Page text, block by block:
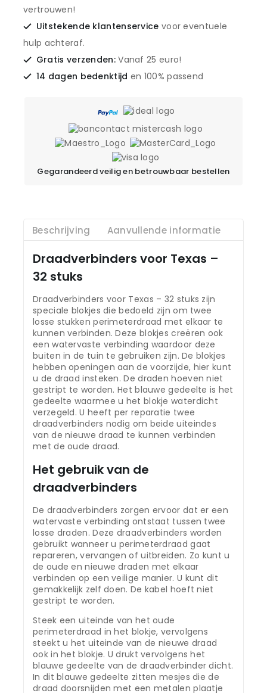
vertrouwen!
Uitstekende klantenservice voor eventuele
hulp achteraf.
Gratis verzenden:Vanaf 25 euro!
14 dagen bedenktijd en 100% passend
Gegarandeerd veilig en betrouwbaar bestellen
Beschrijving Aanvullende informatie
Draadverbinders voor Texas –
32 stuks
Draadverbinders voor Texas – 32 stuks zijn
speciale blokjes die bedoeld zijn om twee
losse stukken perimeterdraad met elkaar te
kunnen verbinden. Deze blokjes creëren ook
een watervaste verbinding waardoor deze
buiten in de tuin te gebruiken zijn. De blokjes
hebben openingen aan de voorzijde, hier kunt
u de draad insteken. De draden hoeven niet
gestript te worden. Het blauwe gedeelte is het
gedeelte waarmee u het blokje waterdicht
verzegeld. U heeft per reparatie twee
draadverbinders nodig om beide uiteindes
van de nieuwe draad te kunnen verbinden
met de oude draad.
Het gebruik van de
draadverbinders
De draadverbinders zorgen ervoor dat er een
watervaste verbinding ontstaat tussen twee
losse draden. Deze draadverbinders worden
gebruikt wanneer u perimeterdraad gaat
repareren, vervangen of uitbreiden. Zo kunt u
de oude en nieuwe draden met elkaar
verbinden op een veilige manier. U kunt dit
gemakkelijk zelf doen. De kabel hoeft niet
gestript te worden.
Steek een uiteinde van het oude
perimeterdraad in het blokje, vervolgens
steekt u het uiteinde van de nieuwe draad
ook in het blokje. U drukt vervolgens het
blauwe gedeelte van de draadverbinder dicht.
In dit blauwe gedeelte zitten mesjes die de
draad doorsnijden met een metalen plaatje